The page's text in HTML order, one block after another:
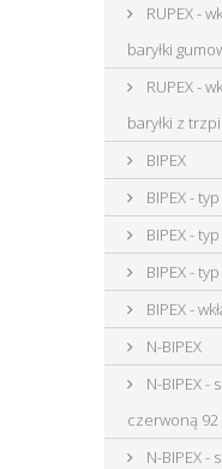
RUPEX -
baryłki
RUPEX -
baryłki z
BIPEX
BIPEX -
BIPEX -
BIPEX -
BIPEX -
N-BIPEX
N-BIPEX -
czerwoną
N-BIPEX -